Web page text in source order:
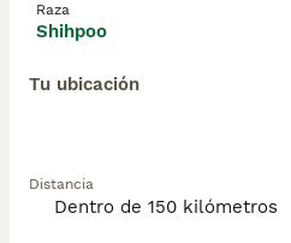
Raza
Shihpoo
Tu ubicación
Distancia